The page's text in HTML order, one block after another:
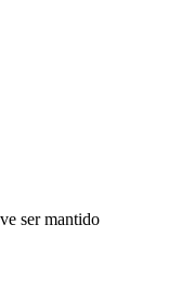
ser mantido